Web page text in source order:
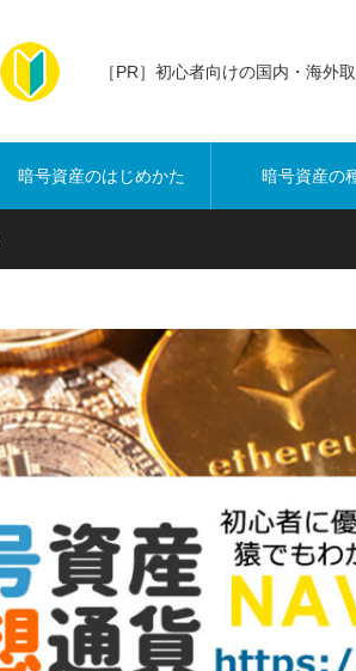
［PR］初心者向けの国内・海外
暗号資産のはじめかた 暗号資産の